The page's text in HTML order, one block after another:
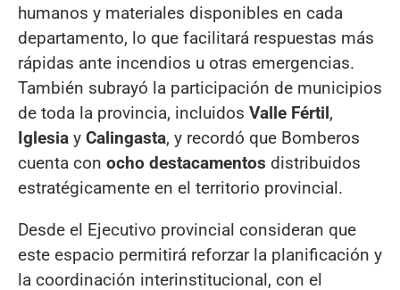
humanos y materiales disponibles en cada
departamento, lo que facilitará respuestas más
rápidas ante incendios u otras emergencias.
También subrayó la participación de municipios
de toda la provincia, incluidos Valle Fértil,
Iglesia y Calingasta, y recordó que Bomberos
cuenta con ocho destacamentos distribuidos
estratégicamente en el territorio provincial.
Desde el Ejecutivo provincial consideran que
este espacio permitirá reforzar la planificación y
la coordinación interinstitucional, con el